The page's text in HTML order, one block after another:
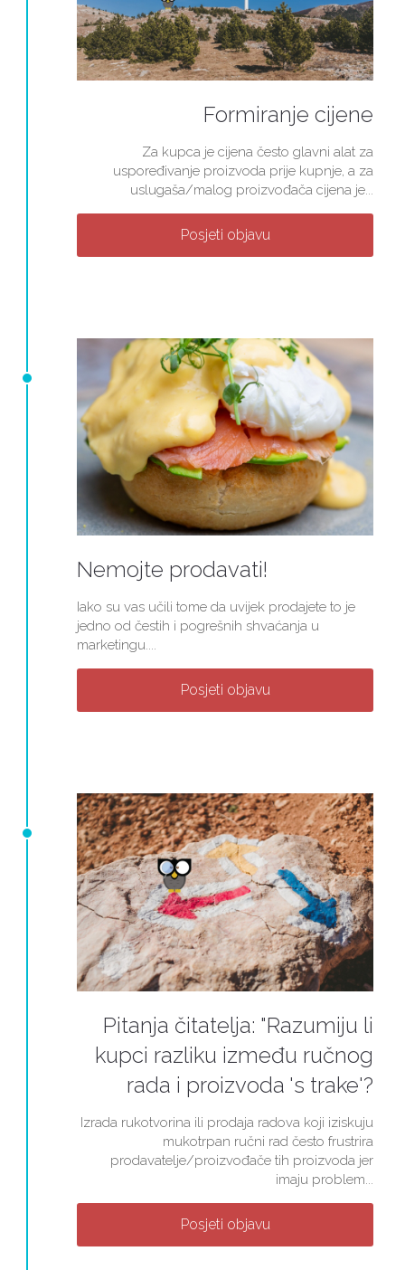
Formiranje cijene
Za kupca je cijena često glavni alat za
uspoređivanje proizvoda prije kupnje, a za
uslugaša/malog proizvođača cijena je...
Posjeti objavu
Nemojte prodavati!
Iako su vas učili tome da uvijek prodajete to je
jedno od čestih i pogrešnih shvaćanja u
marketingu....
Posjeti objavu
Pitanja čitatelja: "Razumiju li
kupci razliku između ručnog
rada i proizvoda 's trake'?
Izrada rukotvorina ili prodaja radova koji iziskuju
mukotrpan ručni rad često frustrira
prodavatelje/proizvođače tih proizvoda jer
imaju problem...
Posjeti objavu